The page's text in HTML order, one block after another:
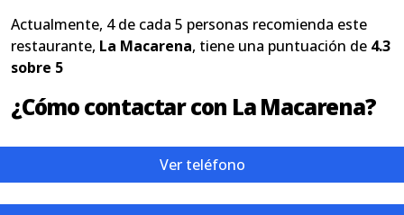
Actualmente, 4 de cada 5 personas recomienda este
restaurante, La Macarena, tiene una puntuación de 4.3
sobre 5
¿Cómo contactar con La Macarena?
Ver teléfono